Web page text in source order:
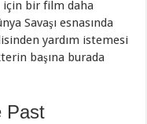
için bir film daha
Savaşı esnasında
yardım istemesi
başına burada
Past